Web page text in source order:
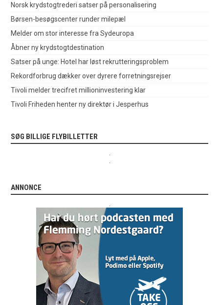
Norsk krydstogtrederi satser på personalisering
Børsen-besøgscenter runder milepæl
Melder om stor interesse fra Sydeuropa
Åbner ny krydstogtdestination
Satser på unge: Hotel har løst rekrutteringsproblem
Rekordforbrug dækker over dyrere forretningsrejser
Tivoli melder trecifret millioninvestering klar
Tivoli Friheden henter ny direktør i Jesperhus
SØG BILLIGE FLYBILLETTER
ANNONCE